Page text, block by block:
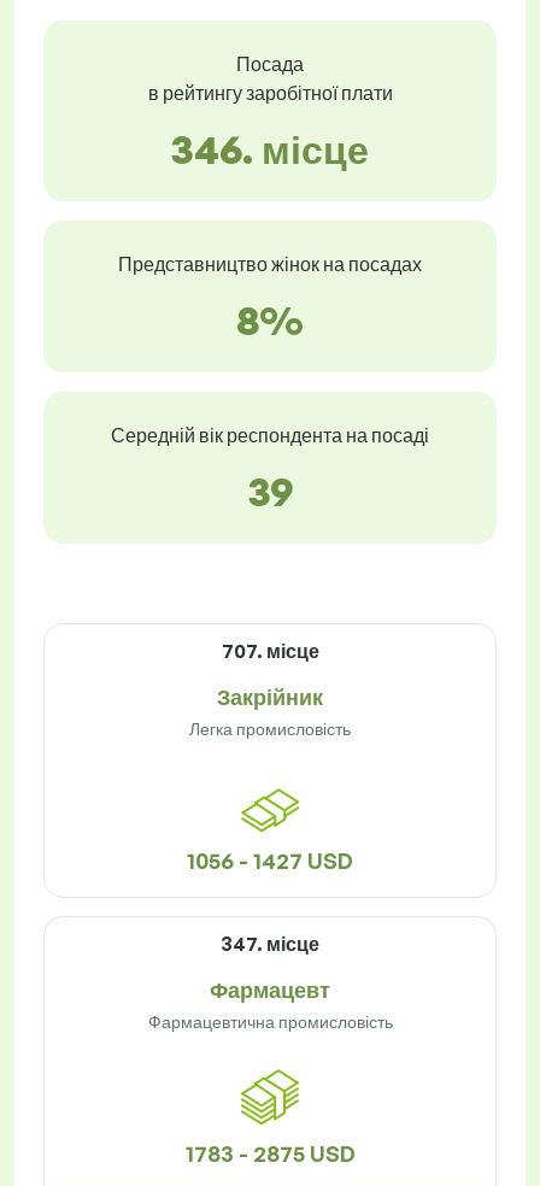
Посада
в рейтингу заробітної плати
346. місце
Представництво жінок на посадах
8%
Середній вік респондента на посаді
39
707. місце
Закрійник
Легка промисловість
1056 - 1427 USD
347. місце
Фармацевт
Фармацевтична промисловість
1783 - 2875 USD